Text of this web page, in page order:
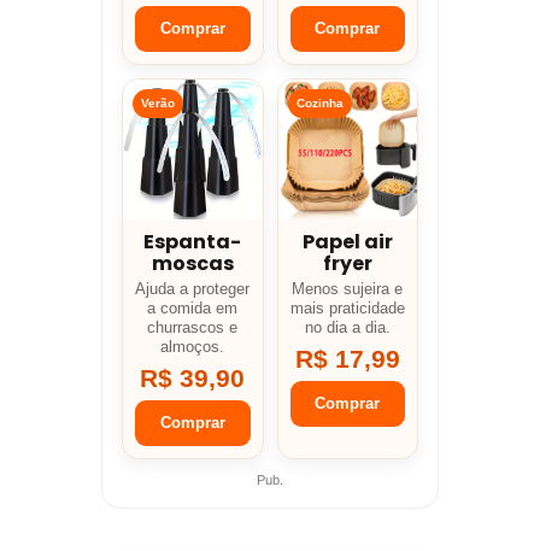
Comprar Comprar
Verão
Espanta-
moscas
Ajuda a proteger
a comida em
churrascos e
almoços.
R$ 39,90
Comprar
Cozinha
Papel air
fryer
Menos sujeira e
mais praticidade
no dia a dia.
R$ 17,99
Comprar
Pub.